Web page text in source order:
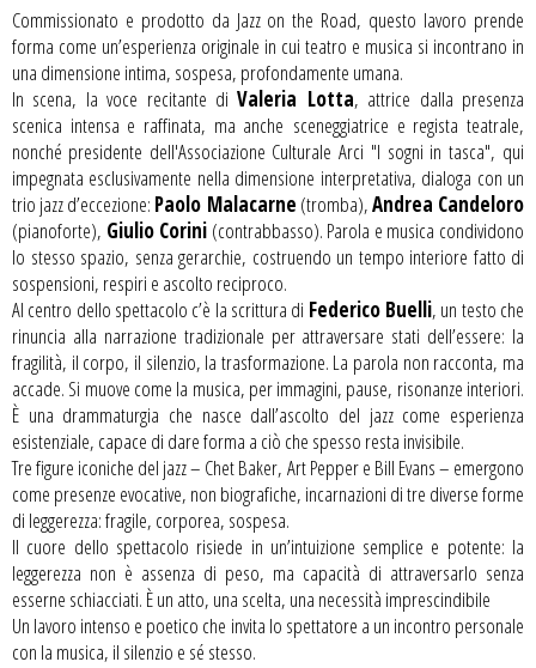
Commissionato e prodotto da Jazz on the Road, questo lavoro prende
forma come un’esperienza originale in cui teatro e musica si incontrano in
una dimensione intima, sospesa, profondamente umana.
In scena, la voce recitante diValeria Lotta, attrice dalla presenza
scenica intensa e raffinata, ma anche sceneggiatrice e regista teatrale,
nonché presidente dell'Associazione Culturale Arci "I sogni in tasca", qui
impegnata esclusivamente nella dimensione interpretativa, dialoga con un
trio jazz d’eccezione: Paolo Malacarne (tromba),Andrea Candeloro
(pianoforte), Giulio Corini (contrabbasso). Parola e musica condividono
lo stesso spazio, senza gerarchie, costruendo un tempo interiore fatto di
sospensioni, respiri e ascolto reciproco.
Al centro dello spettacolo c’è la scrittura di Federico Buelli, un testo che
rinuncia alla narrazione tradizionale per attraversare stati dell’essere: la
fragilità, il corpo, il silenzio, la trasformazione. La parola non racconta, ma
accade. Si muove come la musica, per immagini, pause, risonanze interiori.
È una drammaturgia che nasce dall’ascolto del jazz come esperienza
esistenziale, capace di dare forma a ciò che spesso resta invisibile.
Tre figure iconiche del jazz – Chet Baker, Art Pepper e Bill Evans – emergono
come presenze evocative, non biografiche, incarnazioni di tre diverse forme
di leggerezza: fragile, corporea, sospesa.
Il cuore dello spettacolo risiede in un’intuizione semplice e potente: la
leggerezza non è assenza di peso, ma capacità di attraversarlo senza
esserne schiacciati. È un atto, una scelta, una necessità imprescindibile
Un lavoro intenso e poetico che invita lo spettatore a un incontro personale
con la musica, il silenzio e sé stesso.